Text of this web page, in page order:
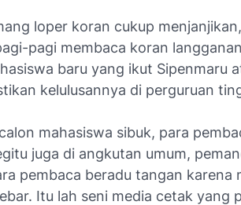
loper koran cukup
pagi membaca koran
baru yang ikut Sipenmaru
kelulusannya di perguruan
mahasiswa sibuk, para
juga di angkutan umum,
pembaca beradu tangan karena
Itu lah seni media cetak yang